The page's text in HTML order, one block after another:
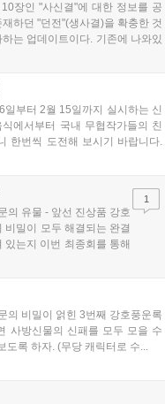
장인 "사신결"에 대한 정보를 공
하던 "던전"(생사결)을 확충한 것
는 업데이트이다. 기존에 나와있
부터 2월 15일까지 실시하는 신
에서부터 국내 무협작가들의 친
한번씩 도전해 보시기 바랍니다.
의 유물 - 앞선 진상품 강호
비밀이 모두 해결되는 완결
는지 이번 최종회를 통해
1
의 비밀이 얽힌 3번째 강호풍운록
사방신물의 신패를 모두 모을 수
도록 하자. (무당 캐릭터로 수...